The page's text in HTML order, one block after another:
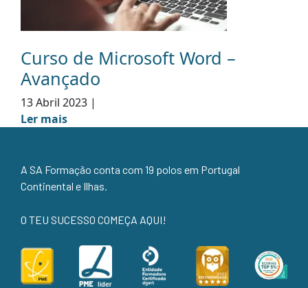
Curso de Microsoft Word –
Avançado
13 Abril 2023 |
Ler mais
A SA Formação conta com 19 polos em Portugal
Continental e Ilhas.
O TEU SUCESSO COMEÇA AQUI!